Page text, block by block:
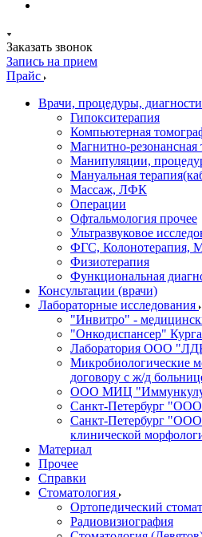
Заказать звонок
Запись на прием
Прайс
Врачи, процедуры,
Гипокситерапия
Компьютерная
Магнитно-резонансная
Манипуляции,
Мануальная
Массаж, ЛФК
Операции
Офтальмология прочее
Ультразвуковое
ФГС, Колонотерапия,
Физиотерапия
Функциональная
Консультации (врачи)
Лабораторные исследования
"Инвитро" -
"Онкодиспансер"
Лаборатория ООО
Микробиологические
договору с ж/д
ООО МИЦ
Санкт-Петербург
Санкт-Петербург
клинической
Материал
Прочее
Справки
Стоматология
Ортопедический
Радиовизиография